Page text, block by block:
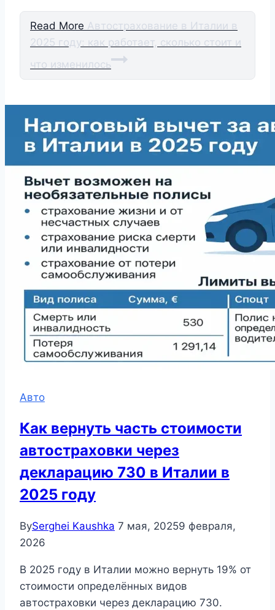
Read More Автострахование в Италии в
2025 году: как работает, сколько стоит и
что изменилось
Авто
Как вернуть часть стоимости
автостраховки через
декларацию 730 в Италии в
2025 году
BySerghei Kaushka 7 мая, 20259 февраля,
2026
В 2025 году в Италии можно вернуть 19% от
стоимости определённых видов
автостраховки через декларацию 730.